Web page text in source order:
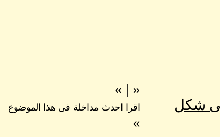
شكل
«
|
»
اقرا احدث مداخلة فى هذا الموضوع
»